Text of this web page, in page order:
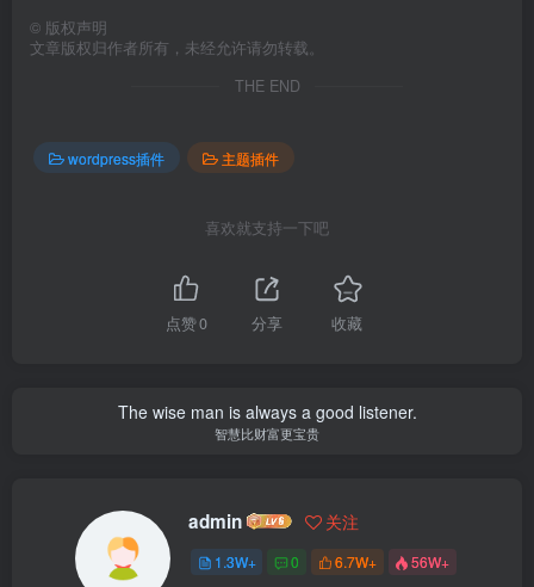
© 版权声明
文章版权归作者所有，未经允许请勿转载。
THE END
wordpress插件 主题插件
喜欢就支持一下吧
点赞0 分享 收藏
The wise man is always a good listener.
智慧比财富更宝贵
admin 关注
1.3W+ 0 6.7W+ 56W+